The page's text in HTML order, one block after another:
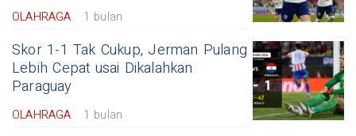
OLAHRAGA 1 bulan
Skor 1-1 Tak Cukup, Jerman Pulang
Lebih Cepat usai Dikalahkan
Paraguay
OLAHRAGA 1 bulan